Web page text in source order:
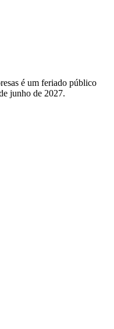
é um feriado público
junho de 2027.